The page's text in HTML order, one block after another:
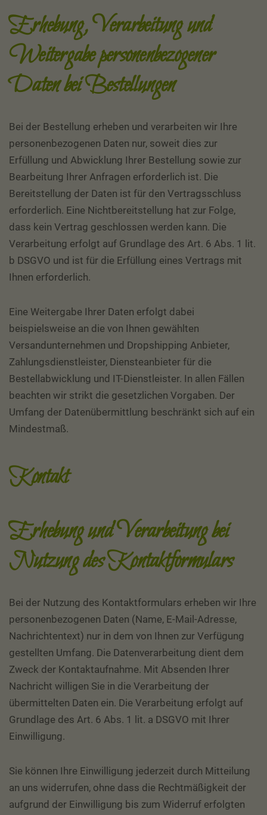
Erhebung, Verarbeitung und
Weitergabe personenbezogener
Daten bei Bestellungen
Bei der Bestellung erheben und verarbeiten wir Ihre
personenbezogenen Daten nur, soweit dies zur
Erfüllung und Abwicklung Ihrer Bestellung sowie zur
Bearbeitung Ihrer Anfragen erforderlich ist. Die
Bereitstellung der Daten ist für den Vertragsschluss
erforderlich. Eine Nichtbereitstellung hat zur Folge,
dass kein Vertrag geschlossen werden kann. Die
Verarbeitung erfolgt auf Grundlage des Art. 6 Abs. 1 lit.
b DSGVO und ist für die Erfüllung eines Vertrags mit
Ihnen erforderlich.
Eine Weitergabe Ihrer Daten erfolgt dabei
beispielsweise an die von Ihnen gewählten
Versandunternehmen und Dropshipping Anbieter,
Zahlungsdienstleister, Diensteanbieter für die
Bestellabwicklung und IT-Dienstleister. In allen Fällen
beachten wir strikt die gesetzlichen Vorgaben. Der
Umfang der Datenübermittlung beschränkt sich auf ein
Mindestmaß.
Kontakt
Erhebung und Verarbeitung bei
Nutzung des Kontaktformulars
Bei der Nutzung des Kontaktformulars erheben wir Ihre
personenbezogenen Daten (Name, E-Mail-Adresse,
Nachrichtentext) nur in dem von Ihnen zur Verfügung
gestellten Umfang. Die Datenverarbeitung dient dem
Zweck der Kontaktaufnahme. Mit Absenden Ihrer
Nachricht willigen Sie in die Verarbeitung der
übermittelten Daten ein. Die Verarbeitung erfolgt auf
Grundlage des Art. 6 Abs. 1 lit. a DSGVO mit Ihrer
Einwilligung.
Sie können Ihre Einwilligung jederzeit durch Mitteilung
an uns widerrufen, ohne dass die Rechtmäßigkeit der
aufgrund der Einwilligung bis zum Widerruf erfolgten